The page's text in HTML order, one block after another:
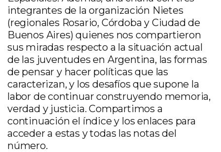
integrantes de la organización Nietes
(regionales Rosario, Córdoba y Ciudad de
Buenos Aires) quienes nos compartieron
sus miradas respecto a la situación actual
de las juventudes en Argentina, las formas
de pensar y hacer políticas que las
caracterizan, y los desafíos que supone la
labor de continuar construyendo memoria,
verdad y justicia. Compartimos a
continuación el índice y los enlaces para
acceder a estas y todas las notas del
número.